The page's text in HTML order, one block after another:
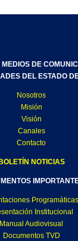
DE
DEL ESTADO
Nosotros
Misión
Visión
Canales
Contacto
BOLETÍN NOTICIAS
Programáticas
Institucional
Manual Audiovisual
Documentos TVD